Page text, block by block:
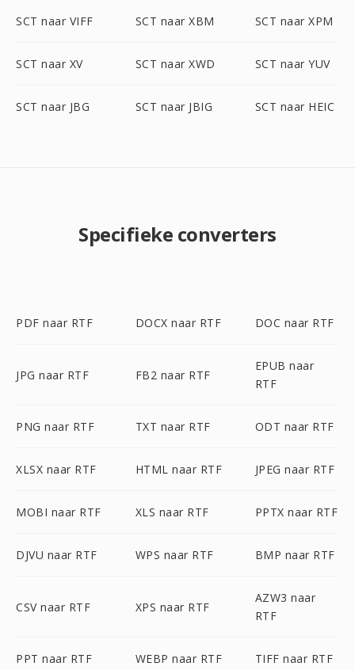
SCT naar VIFF SCT naar XBM SCT naar XPM
SCT naar XV SCT naar XWD SCT naar YUV
SCT naar JBG SCT naar JBIG SCT naar HEIC
Specifieke converters
PDF naar RTF DOCX naar RTF DOC naar RTF
JPG naar RTF FB2 naar RTF
EPUB naar
RTF
PNG naar RTF TXT naar RTF ODT naar RTF
XLSX naar RTF HTML naar RTF JPEG naar RTF
MOBI naar RTF XLS naar RTF PPTX naar RTF
DJVU naar RTF WPS naar RTF BMP naar RTF
CSV naar RTF XPS naar RTF
AZW3 naar
RTF
PPT naar RTF WEBP naar RTF TIFF naar RTF